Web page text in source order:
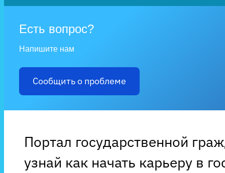
Есть вопрос?
Напишите нам
Сообщить о проблеме
Портал государственной
узнай как начать карьеру в